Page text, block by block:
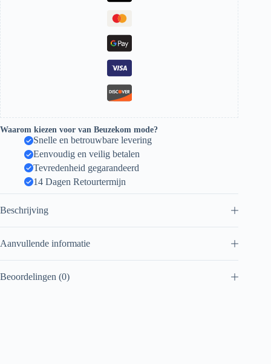
Waarom kiezen voor van Beuzekom mode?
Snelle en betrouwbare levering
Eenvoudig en veilig betalen
Tevredenheid gegarandeerd
14 Dagen Retourtermijn
Beschrijving
Aanvullende informatie
Beoordelingen (0)